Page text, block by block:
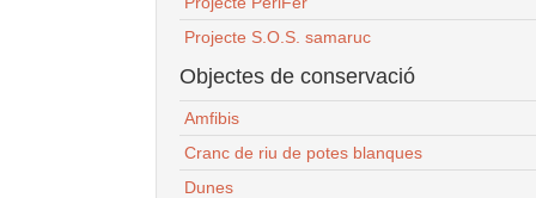
Projecte S.O.S. samaruc
Objectes de conservació
Amfibis
Cranc de riu de potes blanques
Dunes